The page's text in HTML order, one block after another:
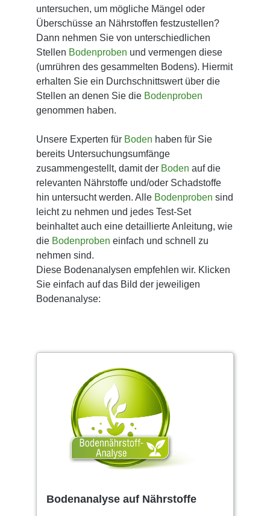
untersuchen, um mögliche Mängel oder
Überschüsse an Nährstoffen festzustellen?
Dann nehmen Sie von unterschiedlichen
Stellen Bodenproben und vermengen diese
(umrühren des gesammelten Bodens). Hiermit
erhalten Sie ein Durchschnittswert über die
Stellen an denen Sie die Bodenproben
genommen haben.
Unsere Experten für Boden haben für Sie
bereits Untersuchungsumfänge
zusammengestellt, damit der Boden auf die
relevanten Nährstoffe und/oder Schadstoffe
hin untersucht werden. Alle Bodenproben sind
leicht zu nehmen und jedes Test-Set
beinhaltet auch eine detaillierte Anleitung, wie
die Bodenproben einfach und schnell zu
nehmen sind.
Diese Bodenanalysen empfehlen wir. Klicken
Sie einfach auf das Bild der jeweiligen
Bodenanalyse:
Bodenanalyse auf Nährstoffe